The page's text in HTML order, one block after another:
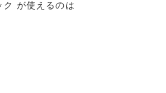
が使えるのは